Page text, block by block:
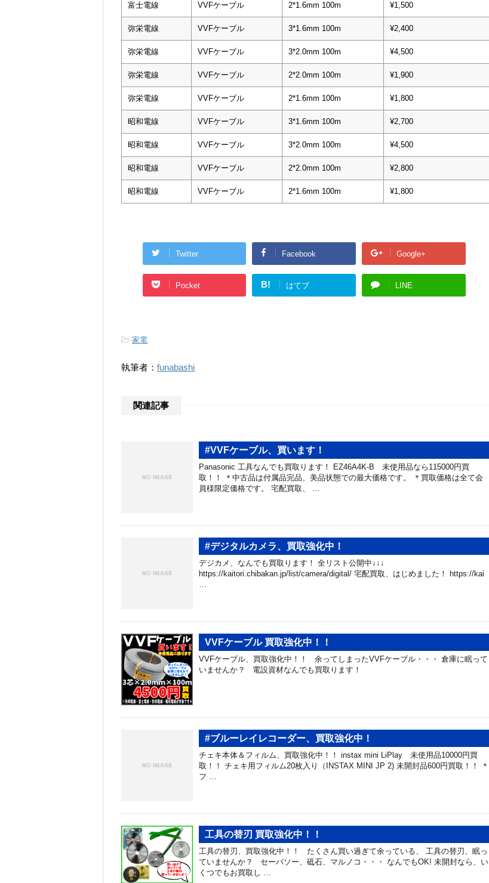
富士電線 VVFケーブル 2*1.6mm 100m ¥1,500
弥栄電線 VVFケーブル 3*1.6mm 100m ¥2,400
弥栄電線 VVFケーブル 3*2.0mm 100m ¥4,500
弥栄電線 VVFケーブル 2*2.0mm 100m ¥1,900
弥栄電線 VVFケーブル 2*1.6mm 100m ¥1,800
昭和電線 VVFケーブル 3*1.6mm 100m ¥2,700
昭和電線 VVFケーブル 3*2.0mm 100m ¥4,500
昭和電線 VVFケーブル 2*2.0mm 100m ¥2,800
昭和電線 VVFケーブル 2*1.6mm 100m ¥1,800
Twitter Facebook Google+
Pocket B! はてブ LINE
-家電
執筆者： funabashi
関連記事
#VVFケーブル、買います！
Panasonic 工具なんでも買取ります！ EZ46A4K-B 未使用品なら115000円買
取！！ ＊中古品は付属品完品、美品状態での最大価格です。 ＊買取価格は全て会
員様限定価格です。 宅配買取、 …
#デジタルカメラ、買取強化中！
デジカメ、なんでも買取ります！ 全リスト公開中↓↓↓
https://kaitori.chibakan.jp/list/camera/digital/ 宅配買取、はじめました！ https://kai
…
VVFケーブル 買取強化中！！
VVFケーブル、買取強化中！！ 余ってしまったVVFケーブル・・・ 倉庫に眠って
いませんか？ 電設資材なんでも買取ります！
#ブルーレイレコーダー、買取強化中！
チェキ本体＆フィルム、買取強化中！！ instax mini LiPlay 未使用品10000円買
取！！ チェキ用フィルム20枚入り（INSTAX MINI JP 2) 未開封品600円買取！！ ＊
フ …
工具の替刃 買取強化中！！
工具の替刃、買取強化中！！ たくさん買い過ぎて余っている、 工具の替刃、眠っ
ていませんか？ セーバソー、砥石、マルノコ・・・ なんでもOK! 未開封なら、い
くつでもお買取し …